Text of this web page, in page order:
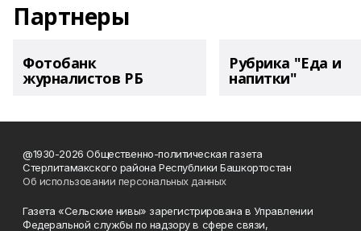
Партнеры
Фотобанк
журналистов РБ
Рубрика "Еда и
напитки"
@1930-2026 Общественно-политическая газета
Стерлитамакского района Республики Башкортостан
Об использовании персональных данных
Газета «Сельские нивы» зарегистрирована в Управлении
Федеральной службы по надзору в сфере связи,